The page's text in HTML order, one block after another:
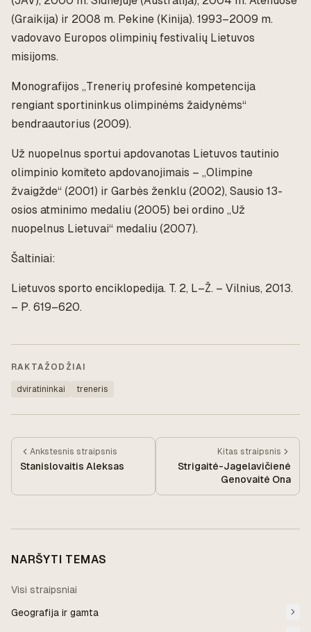
(Graikija) ir 2008 m. Pekine (Kinija). 1993–2009 m.
vadovavo Europos olimpinių festivalių Lietuvos
misijoms.
Monografijos „Trenerių profesinė kompetencija
rengiant sportininkus olimpinėms žaidynėms“
bendraautorius (2009).
Už nuopelnus sportui apdovanotas Lietuvos tautinio
olimpinio komiteto apdovanojimais – „Olimpine
žvaigžde“ (2001) ir Garbės ženklu (2002), Sausio 13-
osios atminimo medaliu (2005) bei ordino „Už
nuopelnus Lietuvai“ medaliu (2007).
Šaltiniai:
Lietuvos sporto enciklopedija. T. 2, L–Ž. – Vilnius, 2013.
– P. 619–620.
RAKTAŽODŽIAI
dviratininkai treneris
Ankstesnis straipsnis
Stanislovaitis Aleksas
Kitas straipsnis
Strigaitė-Jagelavičienė
Genovaitė Ona
NARŠYTI TEMAS
Visi straipsniai
Geografija ir gamta